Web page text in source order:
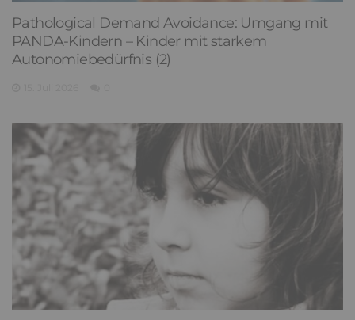
Pathological Demand Avoidance: Umgang mit
PANDA-Kindern – Kinder mit starkem
Autonomiebedürfnis (2)